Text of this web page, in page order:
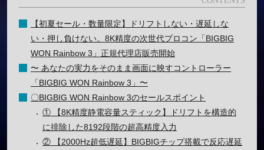
【初夏セール・数量限定】ドリフトしない・遅延しな
い・押し負けない。8K精度の次世代プロコン「BIGBIG
WON Rainbow 3」正規代理店販売開始
〜 あなたの実力をそのまま画面に映すコントローラー
「BIGBIG WON Rainbow 3」〜
〇BIGBIG WON Rainbow 3のセールスポイント
① 【8K精度静電容量スティック】ドリフトを構造的
に排除した8192段階の超高精度入力
② 【2000Hz超低遅延】BIGBIGチップ搭載で反応遅延